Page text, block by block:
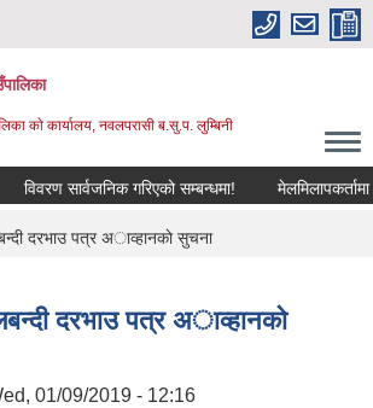
काे कार्यालय, नवलपरासी ब.सु.प. लुम्बिनी
विवरण सार्वजनिक गरिएको सम्बन्धमा! मेलमिलापकर्तामा
दरभाउ पत्र अाव्हानकाे सुचना
दरभाउ पत्र अाव्हानकाे
01/09/2019 - 12:16